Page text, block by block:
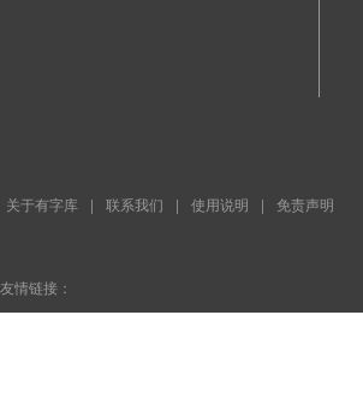
关于有字库 | 联系我们 | 使用说明 | 免责声明
友情链接：